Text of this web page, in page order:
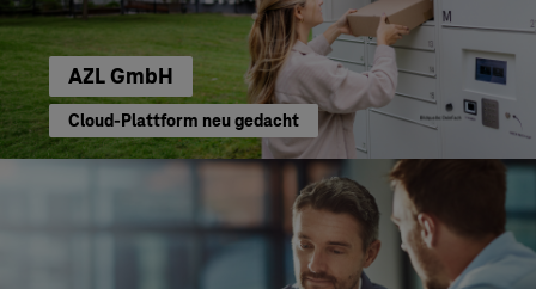
AZL GmbH
Cloud-Plattform neu gedacht